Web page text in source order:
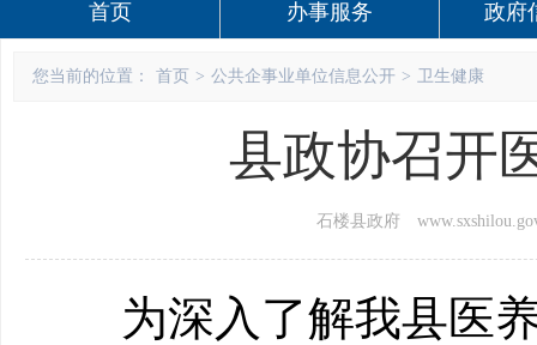
首页 办事服务 政府
您当前的位置： 首页 > 公共企事业单位信息公开 > 卫生健康
县政协召开
石楼县政府
为深入了解我县医